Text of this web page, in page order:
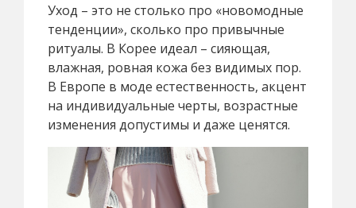
Уход – это не столько про «новомодные
тенденции», сколько про привычные
ритуалы. В Корее идеал – сияющая,
влажная, ровная кожа без видимых пор.
В Европе в моде естественность, акцент
на индивидуальные черты, возрастные
изменения допустимы и даже ценятся.